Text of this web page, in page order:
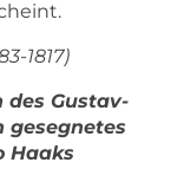
1817)
Gustav-
gesegnetes
Haaks